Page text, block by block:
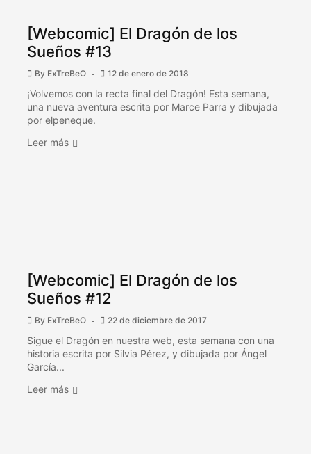
[Webcomic] El Dragón de los
Sueños #13
By ExTreBeO 12 de enero de 2018
¡Volvemos con la recta final del Dragón! Esta semana,
una nueva aventura escrita por Marce Parra y dibujada
por elpeneque.
Leer más
[Webcomic] El Dragón de los
Sueños #12
By ExTreBeO 22 de diciembre de 2017
Sigue el Dragón en nuestra web, esta semana con una
historia escrita por Silvia Pérez, y dibujada por Ángel
García...
Leer más